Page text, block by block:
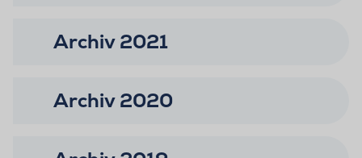
Archiv 2021
Archiv 2020